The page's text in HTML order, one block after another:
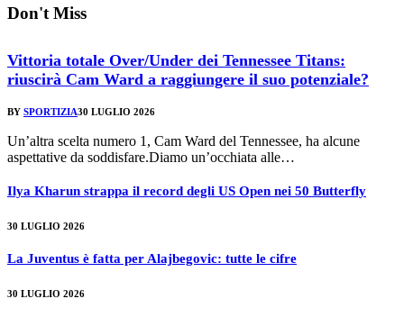
Don't Miss
Vittoria totale Over/Under dei Tennessee Titans:
riuscirà Cam Ward a raggiungere il suo potenziale?
BY SPORTIZIA30 LUGLIO 2026
Un’altra scelta numero 1, Cam Ward del Tennessee, ha alcune
aspettative da soddisfare.Diamo un’occhiata alle…
Ilya Kharun strappa il record degli US Open nei 50 Butterfly
30 LUGLIO 2026
La Juventus è fatta per Alajbegovic: tutte le cifre
30 LUGLIO 2026